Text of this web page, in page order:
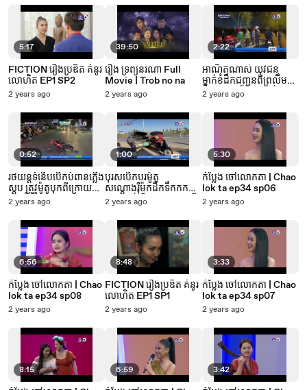
5:17
FICTION រឿងប្រឌិត គំនូរ
លោហិត EP1 SP2
2 years ago
0:52
រថយន្តទំនើបបើកបំពានភ្លើង
ស្តុប ត្រូវម៉ូតូបុកពីក្រោយ
មួយទំហឹង
2 years ago
6:56
កំប្លែង ចៅលោកតា | Chao
lok ta ep34 sp08
2 years ago
8:15
39:50
រឿង ទ្រព្យនរណា Full
Movie | Trob no na
2 years ago
1:00
បុរសបើកបរម៉ូតូ
សណ្តោងរ៉ឺម៉កដឹកទឹកកក
របួសបាក់ជើង ខណៈគេចពី
2 years ago
8:48
FICTION រឿងប្រឌិត គំនូរ
លោហិត EP1 SP1
2 years ago
6:59
2:22
អាណិតណាស់ យុវជន
ម្នាក់ខំដឹកជញ្ជូនពីព្រលឹម
ត្រូវជនសង្ស័យភ្ជុងប្លន់យក
2 years ago
5:30
កំប្លែង ចៅលោកតា | Chao
lok ta ep34 sp06
2 years ago
3:33
កំប្លែង ចៅលោកតា | Chao
lok ta ep34 sp07
2 years ago
3:42